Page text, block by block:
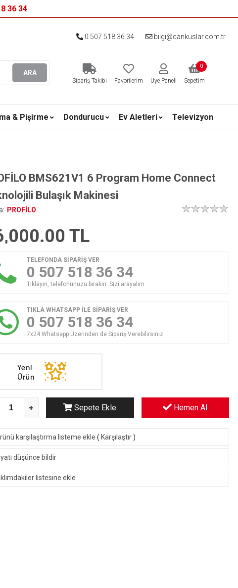
36 34
0 507 518 36 34 bilgi@cankuslar.com.tr
ARA
Sipariş Takibi Favorilerim Üye Paneli Sepetim
0
& Pişirme Dondurucu Ev Aletleri Televizyon
BMS621V1 6 Program Home Connect
Bulaşık Makinesi
PROFİLO
TL
TELEFONDA SİPARİŞ VER
0 507 518 36 34
Tıklayın, telefonunuzu bırakın. Sizi arayalım.
TIKLA WHATSAPP İLE SİPARİŞ VER
0 507 518 36 34
7x24 Whatsapp Üzerinden de Sipariş Verebilirsiniz.
Sepete Ekle Hemen Al
karşılaştırma listeme ekle (Karşılaştır)
düşünce bildir
listesine ekle